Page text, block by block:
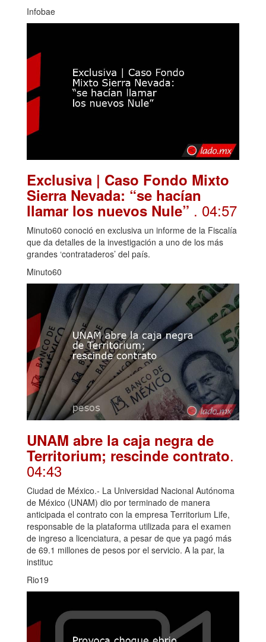
Infobae
Exclusiva | Caso Fondo Mixto
Sierra Nevada: “se hacían
llamar los nuevos Nule” . 04:57
Minuto60 conoció en exclusiva un informe de la Fiscalía
que da detalles de la investigación a uno de los más
grandes ‘contrataderos’ del país.
Minuto60
UNAM abre la caja negra de
Territorium; rescinde contrato.
04:43
Ciudad de México.- La Universidad Nacional Autónoma
de México (UNAM) dio por terminado de manera
anticipada el contrato con la empresa Territorium Life,
responsable de la plataforma utilizada para el examen
de ingreso a licenciatura, a pesar de que ya pagó más
de 69.1 millones de pesos por el servicio. A la par, la
instituc
Rio19